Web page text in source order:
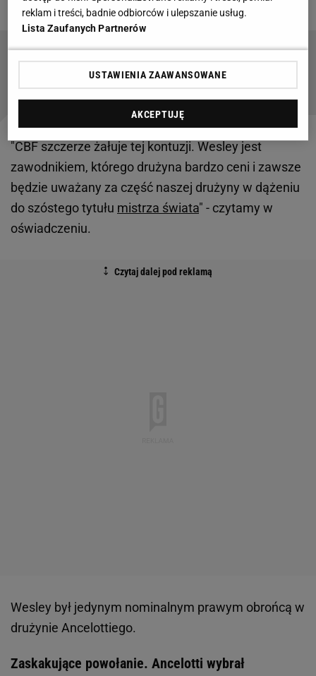
Najbardziej wybuchowa reprezentacja świata.
Skandal za skandalem
SUBSKRYPCJA
"CBF szczerze żałuje tej kontuzji. Wesley jest
zawodnikiem, którego drużyna bardzo ceni i zawsze
będzie uważany za część naszej drużyny w dążeniu
do szóstego tytułu mistrza świata" - czytamy w
oświadczeniu.
Wesley był jedynym nominalnym prawym obrońcą w
drużynie Ancelottiego.
Zaskakujące powołanie. Ancelotti wybrał
reklam i treści, badnie odbiorców i ulepszanie usług.
Lista Zaufanych Partnerów
USTAWIENIA ZAAWANSOWANE
AKCEPTUJĘ